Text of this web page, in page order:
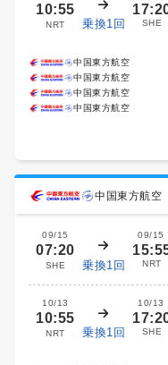
10:55
NRT 乗換1回 SHE
中国東方航空
中国東方航空
中国東方航空
中国東方航空
中国東方航空
09/15
07:20
SHE 乗換1回
09/15
NRT
10/13
10:55
NRT 乗換1回
10/13
SHE